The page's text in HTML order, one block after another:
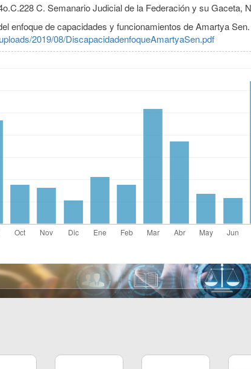
C. Semanario Judicial de la Federación y su Gaceta,
enfoque de capacidades y funcionamientos de Amartya
2019/08/DiscapacidadenfoqueAmartyaSen.pdf